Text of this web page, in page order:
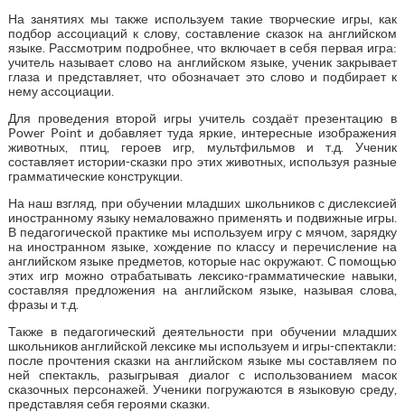
На занятиях мы также используем такие творческие игры, как
подбор ассоциаций к слову, составление сказок на английском
языке. Рассмотрим подробнее, что включает в себя первая игра:
учитель называет слово на английском языке, ученик закрывает
глаза и представляет, что обозначает это слово и подбирает к
нему ассоциации.
Для проведения второй игры учитель создаёт презентацию в
Power Point и добавляет туда яркие, интересные изображения
животных, птиц, героев игр, мультфильмов и т.д. Ученик
составляет истории-сказки про этих животных, используя разные
грамматические конструкции.
На наш взгляд, при обучении младших школьников с дислексией
иностранному языку немаловажно применять и подвижные игры.
В педагогической практике мы используем игру с мячом, зарядку
на иностранном языке, хождение по классу и перечисление на
английском языке предметов, которые нас окружают. С помощью
этих игр можно отрабатывать лексико-грамматические навыки,
составляя предложения на английском языке, называя слова,
фразы и т.д.
Также в педагогический деятельности при обучении младших
школьников английской лексике мы используем и игры-спектакли:
после прочтения сказки на английском языке мы составляем по
ней спектакль, разыгрывая диалог с использованием масок
сказочных персонажей. Ученики погружаются в языковую среду,
представляя себя героями сказки.